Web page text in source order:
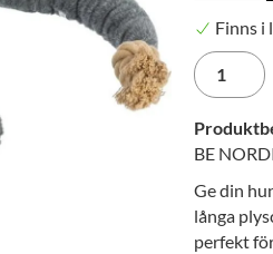
Finns i
BE
Ge din
långa
perfekt